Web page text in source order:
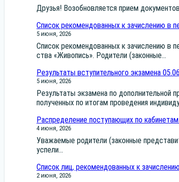
Дру­зья! Воз­об­нов­ля­ет­ся при­ем
Список рекомендованных к зачислению в
5 июня, 2026
Спи­сок реко­мен­до­ван­ных к зачис­ле­нию в
ства «Живо­пись». Роди­те­ли (закон­ные...
Результаты вступительного экзамена
5 июня, 2026
Резуль­та­ты экза­ме­на по допол­ни­тель­ной
полу­чен­ных по ито­гам про­ве­де­ния
Распределение поступающих по
4 июня, 2026
Ува­жа­е­мые роди­те­ли (закон­ные
успе­ли...
Список лиц, рекомендованных к
2 июня, 2026